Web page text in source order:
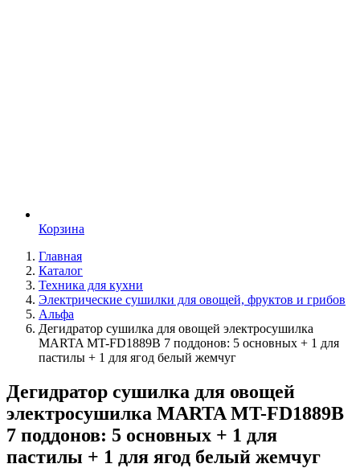
Корзина
Главная
Каталог
Техника для кухни
Электрические сушилки для овощей, фруктов и грибов
Альфа
Дегидратор сушилка для овощей электросушилка
MARTA MT-FD1889B 7 поддонов: 5 основных + 1 для
пастилы + 1 для ягод белый жемчуг
Дегидратор сушилка для овощей
электросушилка MARTA MT-FD1889B
7 поддонов: 5 основных + 1 для
пастилы + 1 для ягод белый жемчуг